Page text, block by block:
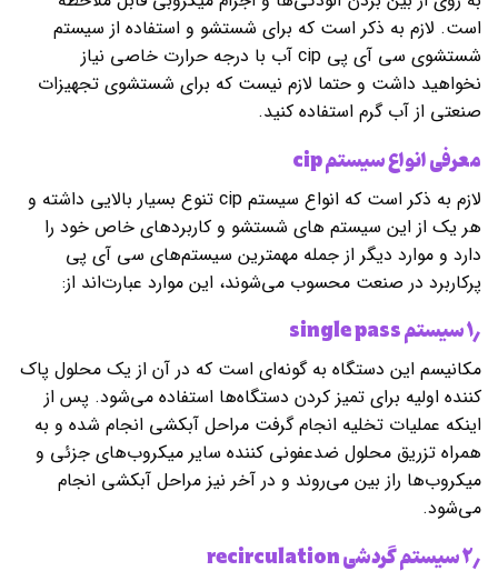
است. لازم به ذکر است که برای شستشو و استفاده از سیستم
شستشوی سی آی پی cip آب با درجه حرارت خاصی نیاز
نخواهید داشت و حتما لازم نیست که برای شستشوی تجهیزات
صنعتی از آب گرم استفاده کنید.
معرفی انواع سیستمcip
لازم به ذکر است که انواع سیستم cip تنوع بسیار بالایی داشته و
هر یک از این سیستم های شستشو و کاربردهای خاص خود را
دارد و موارد دیگر از جمله مهمترین سیستم‌های سی آی پی
پرکاربرد در صنعت محسوب می‌شوند، این موارد عبارت‌اند از:
۱٫ سیستم single pass
مکانیسم این دستگاه به گونه‌ای است که در آن از یک محلول پاک
کننده اولیه برای تمیز کردن دستگاه‌ها استفاده می‌شود. پس از
اینکه عملیات تخلیه انجام گرفت مراحل آبکشی انجام شده و به
همراه تزریق محلول ضدعفونی کننده سایر میکروب‌های جزئی و
میکروب‌ها راز بین می‌روند و در آخر نیز مراحل آبکشی انجام
می‌شود.
۲٫ سیستم گردشی recirculation